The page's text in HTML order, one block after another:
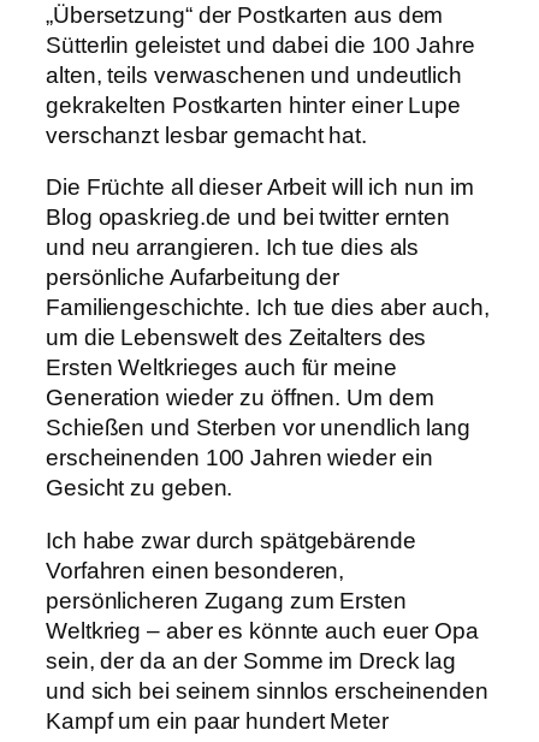
„Übersetzung“ der Postkarten aus dem
Sütterlin geleistet und dabei die 100 Jahre
alten, teils verwaschenen und undeutlich
gekrakelten Postkarten hinter einer Lupe
verschanzt lesbar gemacht hat.
Die Früchte all dieser Arbeit will ich nun im
Blog opaskrieg.de und bei twitter ernten
und neu arrangieren. Ich tue dies als
persönliche Aufarbeitung der
Familiengeschichte. Ich tue dies aber auch,
um die Lebenswelt des Zeitalters des
Ersten Weltkrieges auch für meine
Generation wieder zu öffnen. Um dem
Schießen und Sterben vor unendlich lang
erscheinenden 100 Jahren wieder ein
Gesicht zu geben.
Ich habe zwar durch spätgebärende
Vorfahren einen besonderen,
persönlicheren Zugang zum Ersten
Weltkrieg – aber es könnte auch euer Opa
sein, der da an der Somme im Dreck lag
und sich bei seinem sinnlos erscheinenden
Kampf um ein paar hundert Meter